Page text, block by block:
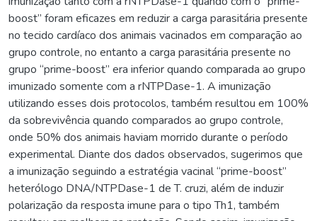
boost” foram eficazes em reduzir a carga parasitária presente
no tecido cardíaco dos animais vacinados em comparação ao
grupo controle, no entanto a carga parasitária presente no
grupo “prime-boost” era inferior quando comparada ao grupo
imunizado somente com a rNTPDase-1. A imunização
utilizando esses dois protocolos, também resultou em 100%
da sobrevivência quando comparados ao grupo controle,
onde 50% dos animais haviam morrido durante o período
experimental. Diante dos dados observados, sugerimos que
a imunização seguindo a estratégia vacinal “prime-boost”
heterólogo DNA/NTPDase-1 de T. cruzi, além de induzir
polarização da resposta imune para o tipo Th1, também